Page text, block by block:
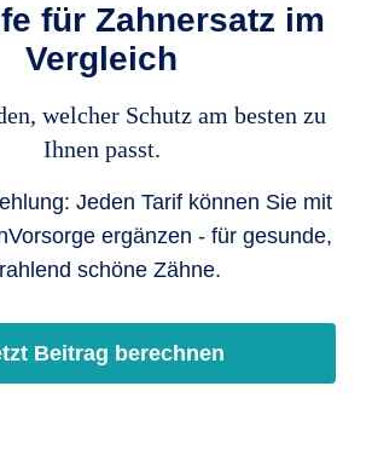
für Zahnersatz im
Vergleich
welcher Schutz am besten zu
Ihnen passt.
Jeden Tarif können Sie mit
ergänzen - für gesunde,
schöne Zähne.
Beitrag berechnen